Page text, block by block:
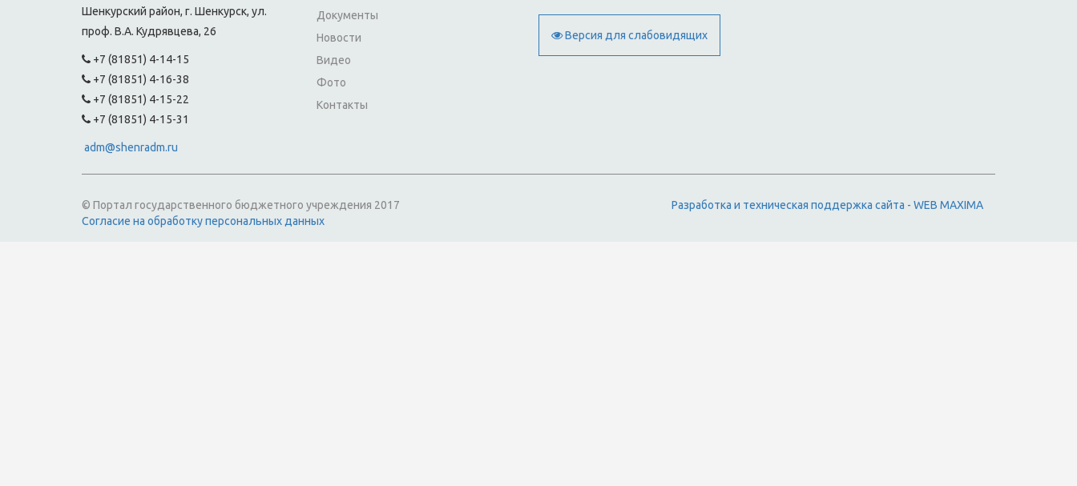
Шенкурский район, г. Шенкурск, ул.
проф. В.А. Кудрявцева, 26
+7 (81851) 4-14-15
+7 (81851) 4-16-38
+7 (81851) 4-15-22
+7 (81851) 4-15-31
adm@shenradm.ru
Документы
Новости
Видео
Фото
Контакты
Версия для слабовидящих
Разработка и техническая поддержка сайта - WEB MAXIMA
© Портал государственного бюджетного учреждения 2017
Согласие на обработку персональных данных